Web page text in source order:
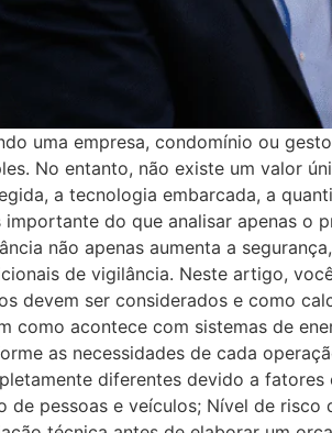
uma empresa, condomínio ou
No entanto, não existe um valor
a tecnologia embarcada, a
importante do que analisar apenas o
não apenas aumenta a
de vigilância. Neste artigo,
devem ser considerados e como
como acontece com sistemas de
as necessidades de cada
diferentes devido a fatores
de pessoas e veículos; Nível de